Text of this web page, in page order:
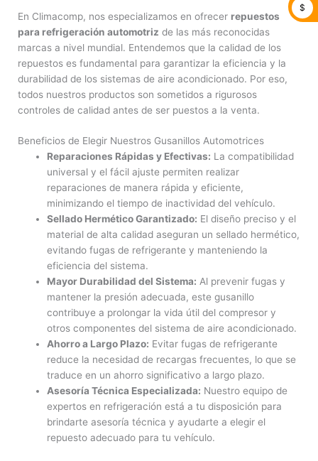
En Climacomp, nos especializamos en ofrecer repuestos
para refrigeración automotriz de las más reconocidas
marcas a nivel mundial. Entendemos que la calidad de los
repuestos es fundamental para garantizar la eficiencia y la
durabilidad de los sistemas de aire acondicionado. Por eso,
todos nuestros productos son sometidos a rigurosos
controles de calidad antes de ser puestos a la venta.
Beneficios de Elegir Nuestros Gusanillos Automotrices
Reparaciones Rápidas y Efectivas: La compatibilidad
universal y el fácil ajuste permiten realizar
reparaciones de manera rápida y eficiente,
minimizando el tiempo de inactividad del vehículo.
Sellado Hermético Garantizado: El diseño preciso y el
material de alta calidad aseguran un sellado hermético,
evitando fugas de refrigerante y manteniendo la
eficiencia del sistema.
Mayor Durabilidad del Sistema: Al prevenir fugas y
mantener la presión adecuada, este gusanillo
contribuye a prolongar la vida útil del compresor y
otros componentes del sistema de aire acondicionado.
Ahorro a Largo Plazo: Evitar fugas de refrigerante
reduce la necesidad de recargas frecuentes, lo que se
traduce en un ahorro significativo a largo plazo.
Asesoría Técnica Especializada: Nuestro equipo de
expertos en refrigeración está a tu disposición para
brindarte asesoría técnica y ayudarte a elegir el
repuesto adecuado para tu vehículo.
$